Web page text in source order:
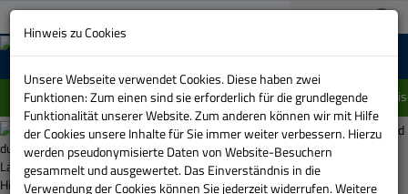
03733 151-0 A+
MENU
Einschränkung im Linienverlauf der Linie 415
Fahrpläne im Stadt-
und Regionalverkehr
Hinweis zu Cookies
Unsere Webseite verwendet Cookies. Diese haben zwei
Funktionen: Zum einen sind sie erforderlich für die grundlegende
Funktionalität unserer Website. Zum anderen können wir mit Hilfe
der Cookies unsere Inhalte für Sie immer weiter verbessern. Hierzu
werden pseudonymisierte Daten von Website-Besuchern
gesammelt und ausgewertet. Das Einverständnis in die
Verwendung der Cookies können Sie jederzeit widerrufen. Weitere